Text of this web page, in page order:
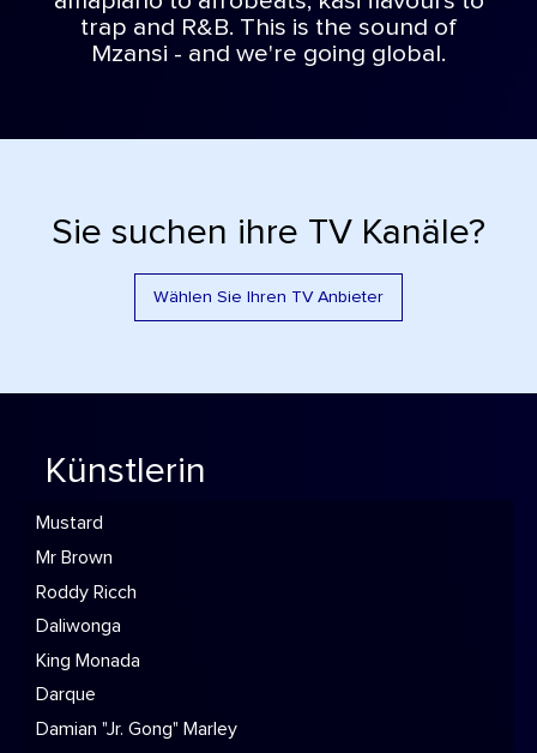
trap and R&B. This is the sound of
Mzansi - and we're going global.
Sie suchen ihre TV Kanäle?
Wählen Sie Ihren TV Anbieter
Künstlerin
Mustard
Mr Brown
Roddy Ricch
Daliwonga
King Monada
Darque
Damian "Jr. Gong" Marley